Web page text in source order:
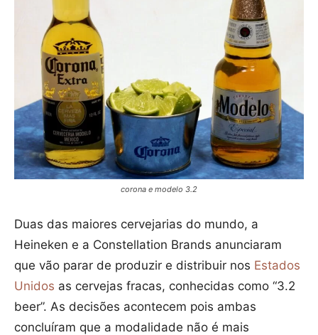
corona e modelo 3.2
Duas das maiores cervejarias do mundo, a
Heineken e a Constellation Brands anunciaram
que vão parar de produzir e distribuir nos Estados
Unidos as cervejas fracas, conhecidas como “3.2
beer”. As decisões acontecem pois ambas
concluíram que a modalidade não é mais